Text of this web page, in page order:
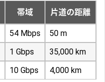
帯域 片道の距離
54 Mbps 50 m
1 Gbps 35,000 km
10 Gbps 4,000 km